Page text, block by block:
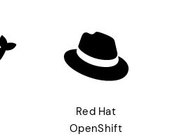
Red Hat
OpenShift